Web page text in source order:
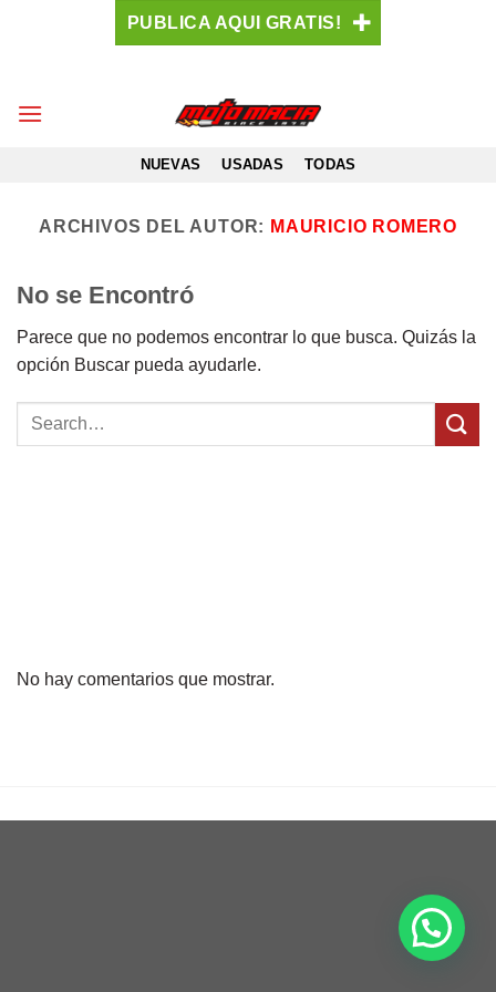
PUBLICA AQUI GRATIS!
NUEVAS USADAS TODAS
ARCHIVOS DEL AUTOR: MAURICIO ROMERO
No hay comentarios que mostrar.
No se Encontró
Parece que no podemos encontrar lo que busca. Quizás la
opción Buscar pueda ayudarle.